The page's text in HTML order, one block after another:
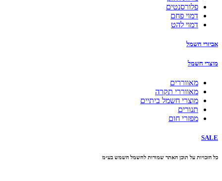
פלורסנטים
דמוי פחם
דמוי להט
אביזרי חשמל
מוצרי חשמל
מאווררים
מאווררי תקרה
מוצרי חשמל ביתיים
תנורים
מפזרי חום
SALE
כל הזכויות על תוכן האתר שמורות לחשמל השמש בע״מ